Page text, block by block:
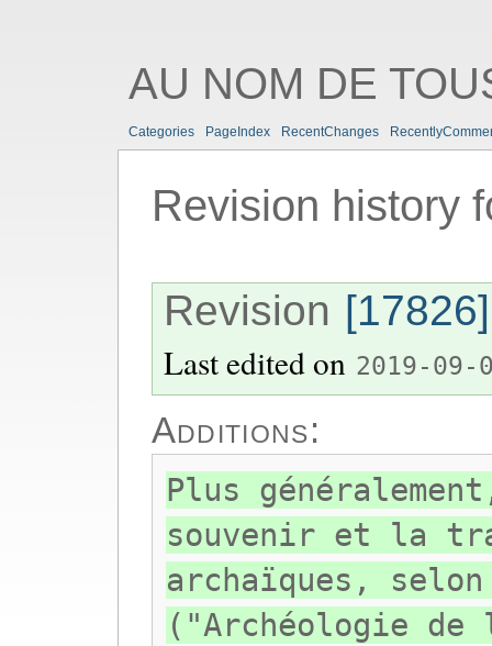
AU NOM DE
Categories PageIndex RecentChanges
Revision history
Revision [17826]
Last edited on 2019-09-
Additions:
Plus
souvenir et la
archaïques,
("Archéologie de